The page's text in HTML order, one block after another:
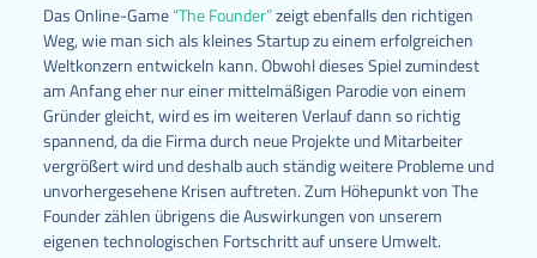
Das Online-Game“The Founder”zeigt ebenfalls den richtigen
Weg, wie man sich als kleines Startup zu einem erfolgreichen
Weltkonzern entwickeln kann. Obwohl dieses Spiel zumindest
am Anfang eher nur einer mittelmäßigen Parodie von einem
Gründer gleicht, wird es im weiteren Verlauf dann so richtig
spannend, da die Firma durch neue Projekte und Mitarbeiter
vergrößert wird und deshalb auch ständig weitere Probleme und
unvorhergesehene Krisen auftreten. Zum Höhepunkt von The
Founder zählen übrigens die Auswirkungen von unserem
eigenen technologischen Fortschritt auf unsere Umwelt.